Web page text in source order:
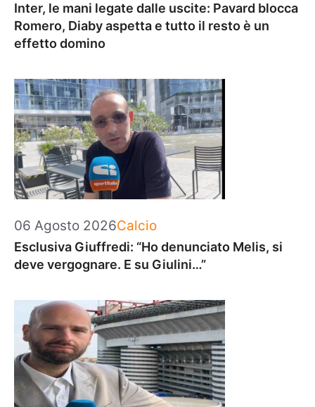
Inter, le mani legate dalle uscite: Pavard blocca
Romero, Diaby aspetta e tutto il resto è un
effetto domino
06 Agosto 2026Categorie
Calcio
Esclusiva Giuffredi: “Ho denunciato Melis, si
deve vergognare. E su Giulini…”